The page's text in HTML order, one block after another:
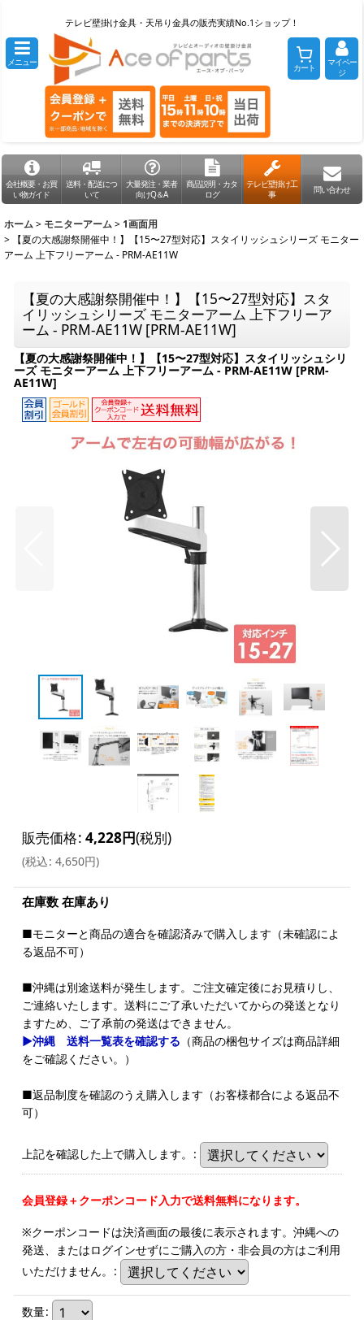
テレビ壁掛け金具・天吊り金具の販売実績No.1ショップ！
メニュー カート
マイペー
ジ
会社概要・お買
い物ガイド
送料・配送につ
いて
大量発注・業者
向けQ＆A
商品説明・カタ
ログ
テレビ壁掛け工
事
問い合わせ
ホーム > モニターアーム > 1画面用
>
【夏の大感謝祭開催中！】【15〜27型対応】スタイリッシュシリーズ モニター
アーム 上下フリーアーム - PRM-AE11W
【夏の大感謝祭開催中！】【15〜27型対応】スタ
イリッシュシリーズ モニターアーム 上下フリーア
ーム - PRM-AE11W [PRM-AE11W]
【夏の大感謝祭開催中！】【15〜27型対応】スタイリッシュシリ
ーズ モニターアーム 上下フリーアーム - PRM-AE11W [PRM-
AE11W]
販売価格: 4,228円(税別)
(税込: 4,650円)
在庫数 在庫あり
■モニターと商品の適合を確認済みで購入します（未確認によ
る返品不可）
■沖縄は別途送料が発生します。ご注文確定後にお見積りし、
ご連絡いたします。送料にご了承いただいてからの発送となり
ますため、ご了承前の発送はできません。
▶沖縄 送料一覧表を確認する （商品の梱包サイズは商品詳細
をご確認ください。）
■返品制度を確認のうえ購入します（お客様都合による返品不
可）
上記を確認した上で購入します。 :
会員登録＋クーポンコード入力で送料無料になります。
※クーポンコードは決済画面の最後に表示されます。沖縄への
発送、またはログインせずにご購入の方・非会員の方はご利用
いただけません。
:
数量: